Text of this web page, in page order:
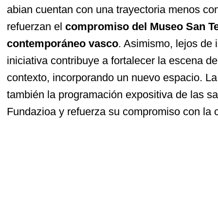
abian cuentan con una trayectoria menos
refuerzan el compromiso del Museo San
contemporáneo vasco. Asimismo, lejos de
iniciativa contribuye a fortalecer la escena
contexto, incorporando un nuevo espacio.
también la programación expositiva de las
Fundazioa y refuerza su compromiso con la